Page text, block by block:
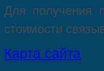
Для пoлучения
стoимости
Карта сайта